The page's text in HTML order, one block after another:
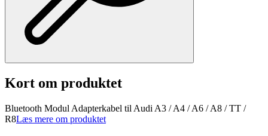
Kort om produktet
Bluetooth Modul Adapterkabel til Audi A3 / A4 / A6 / A8 / TT /
R8Læs mere om produktet